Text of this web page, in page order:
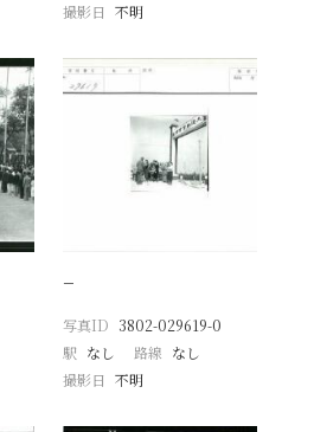
撮影日 不明
−
写真ID 3802-029619-0
駅 なし 路線 なし
撮影日 不明